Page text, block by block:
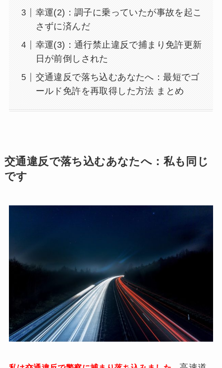
幸運(2)：調子に乗っていたが事故を起こ
さずに済んだ
幸運(3)：通行禁止違反で捕まり免許更新
日が前倒しされた
交通違反で落ち込むあなたへ：最短でゴ
ールド免許を再取得した方法 まとめ
交通違反で落ち込むあなたへ：私も同じ
です